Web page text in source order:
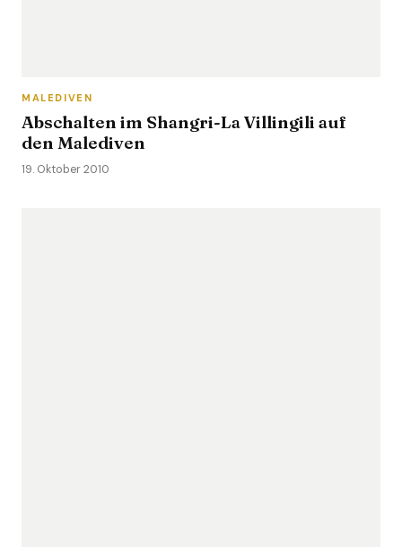
MALEDIVEN
Abschalten im Shangri-La Villingili auf
den Malediven
19. Oktober 2010